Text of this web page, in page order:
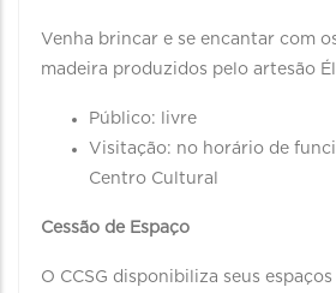
Venha brincar e se encantar com
madeira produzidos pelo artesão
Público: livre
Visitação: no horário de
Centro Cultural
Cessão de Espaço
O CCSG disponibiliza seus